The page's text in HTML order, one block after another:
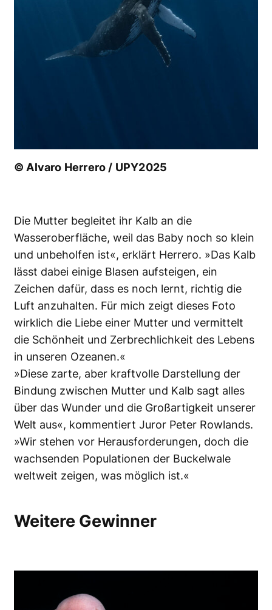
© Alvaro Herrero / UPY2025
Die Mutter begleitet ihr Kalb an die
Wasseroberfläche, weil das Baby noch so klein
und unbeholfen ist«, erklärt Herrero. »Das Kalb
lässt dabei einige Blasen aufsteigen, ein
Zeichen dafür, dass es noch lernt, richtig die
Luft anzuhalten. Für mich zeigt dieses Foto
wirklich die Liebe einer Mutter und vermittelt
die Schönheit und Zerbrechlichkeit des Lebens
in unseren Ozeanen.«
»Diese zarte, aber kraftvolle Darstellung der
Bindung zwischen Mutter und Kalb sagt alles
über das Wunder und die Großartigkeit unserer
Welt aus«, kommentiert Juror Peter Rowlands.
»Wir stehen vor Herausforderungen, doch die
wachsenden Populationen der Buckelwale
weltweit zeigen, was möglich ist.«
Weitere Gewinner